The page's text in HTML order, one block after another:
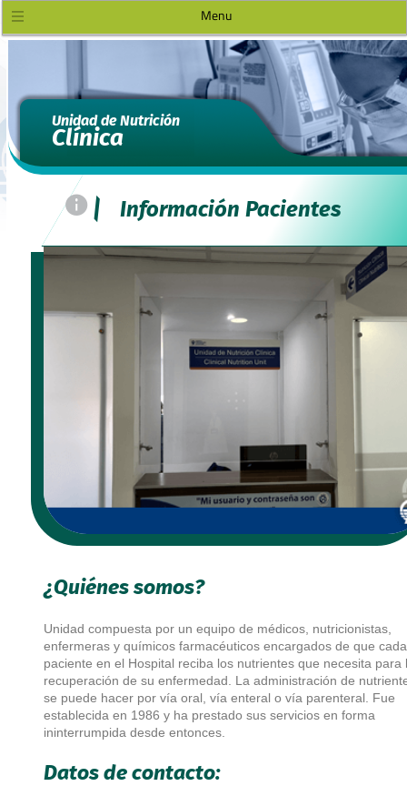
Menu
Unidad de Nutrición
Clínica
= | Información Pacientes
¿Quiénes somos?
Unidad compuesta por un equipo de médicos, nutricionistas,
enfermeras y químicos farmacéuticos encargados de que cada
paciente en el Hospital reciba los nutrientes que necesita para
recuperación de su enfermedad. La administración de
se puede hacer por vía oral, vía enteral o vía parenteral. Fue
establecida en 1986 y ha prestado sus servicios en forma
ininterrumpida desde entonces.
Datos de contacto: